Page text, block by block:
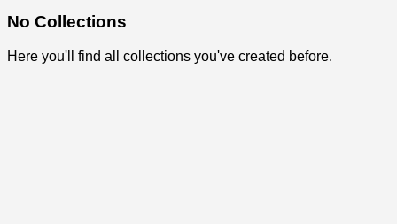
No Collections
Here you'll find all collections you've created before.